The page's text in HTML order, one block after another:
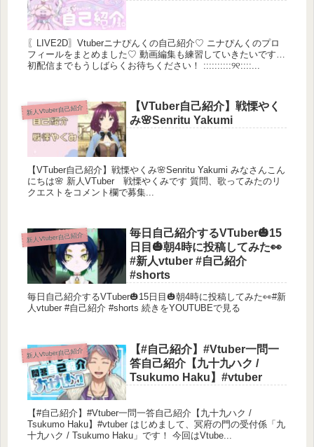
〖LIVE2D〗Vtuberニナぴんくの自己紹介♡ ニナぴんくのプロ
フィールをまとめました♡ 動画編集も練習していきたいです…
初配信までもうしばらくお待ちください！ ::::::::::୨୧::::...
新人Vtuber自己紹介
【VTuber自己紹介】戦慄やく
み🌸Senritu Yakumi
【VTuber自己紹介】戦慄やくみ🌸Senritu Yakumi みなさんこん
にちは🌸 新人VTuber 戦慄やくみです 質問、歌ってみたのリ
クエストをコメント欄で募集...
新人Vtuber自己紹介
毎日自己紹介するVTuber🎃15
日目🎃朝4時に投稿してみた👀
#新人vtuber #自己紹介
#shorts
毎日自己紹介するVTuber🎃15日目🎃朝4時に投稿してみた👀#新
人vtuber #自己紹介 #shorts 続きをYOUTUBEで見る
新人Vtuber自己紹介
【#自己紹介】#Vtuber一問一
答自己紹介【九十九ハク /
Tsukumo Haku】#vtuber
【#自己紹介】#Vtuber一問一答自己紹介【九十九ハク /
Tsukumo Haku】#vtuber はじめまして、冥府の門の受付係「九
十九ハク / Tsukumo Haku」です！ 今回はVtube...